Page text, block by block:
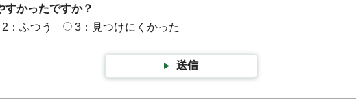
すかったですか？
2：ふつう 3：見つけにくかった
送信